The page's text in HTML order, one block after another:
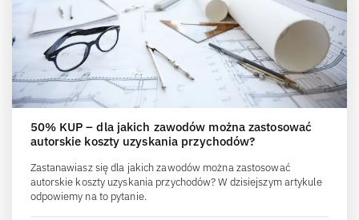
50% KUP – dla jakich zawodów można zastosować
autorskie koszty uzyskania przychodów?
Zastanawiasz się dla jakich zawodów można zastosować
autorskie koszty uzyskania przychodów? W dzisiejszym artykule
odpowiemy na to pytanie.